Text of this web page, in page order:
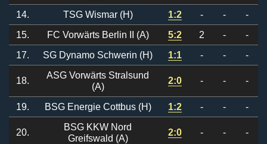
14. TSG Wismar (H) 1:2 - -
-
15.
FC Vorwärts Berlin II (A) 5:2 2 -
-
17.
SG Dynamo Schwerin (H) 1:1 - - -
18.
ASG Vorwärts Stralsund
(A)
2:0 - - -
19. BSG Energie Cottbus (H) 1:2 - - -
20.
BSG KKW Nord
Greifswald (A)
2:0 - - -